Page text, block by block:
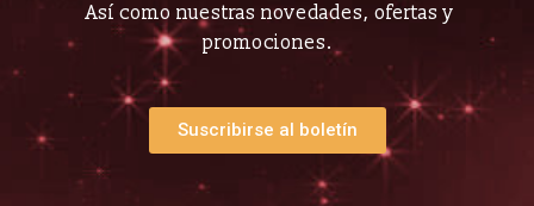
Así como nuestras novedades, ofertas y
promociones.
Suscribirse al boletín